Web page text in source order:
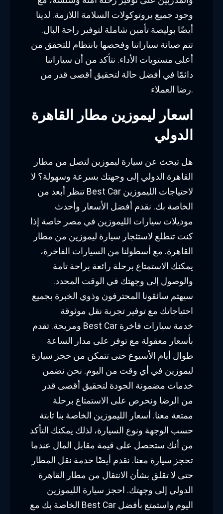
وجود جميع بروتوكولات السلامة اللازمة. لدينا
أيضًا بوليصة تأمين شاملة لتوفير راحة البال.
تتم صيانة سياراتنا وفحصها بانتظام للتحقق من
أعلى مستويات الأداء. نتأكد من أن سياراتنا
دائمًا في أفضل حالة لتحقيق أقصى قدر من
رضا العملاء.
اسعار ليموزين مطار القاهرة
الدولي
هل تبحث عن سيارة ليموزين لتصل من مطار
القاهرة الدولي إلى وجهتك بسرعة وسهولة؟ لا
تنظر أبعد من Best Car لاحتياجات الليموزين
الخاصة بك. نقدم أفضل الأسعار وأحدث
موديلات سيارات الليموزين في مصر خاصة إذا
كنت تتطلع لاستئجار سيارة ليموزين من مطار
القاهرة. مع أسطولنا من السيارات الفاخرة،
يمكنك الاستمتاع برحلة رائعة براحة تامة
والوصول إلى وجهتك في الوقت المحدد.
سيهتم سائقونا المحترفون وذوي الخبرة بجميع
احتياجاتك مع توفير تجربة نقل موثوقة
ومريحة. تقدم Best Car خدمة سيارات فاخرة
بأسعار معقولة مع توفر على مدار الساعة
طوال أيام الأسبوع حتى تتمكن من حجز سيارة
ليموزين في أي وقت من اليوم. نحن نضمن
خدمات مضمونة الجودة لتحقيق أقصى قدر
من الرضا ونحرص على الاستمتاع برحلة
ممتعة معنا. أسعار الليموزين الخاصة بنا ثابتة
حسب الوجهة ونوع السيارة، لذلك يمكنك التأكد
من أنك ستحصل على قيمة مقابل المال عندما
تحجز سيارة معنا. نقدم أيضًا خدمة نقل المطار
حتى لا تقلق بشأن الانتقال من مطار القاهرة
الدولي إلى وجهتك. احجز سيارة الليموزين
الخاصة بك مع Best Car اليوم واستمتع بأفضل